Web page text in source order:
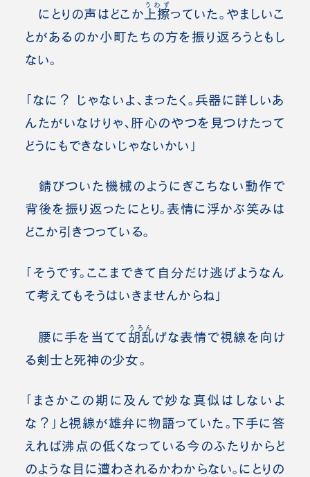
にとりの声はどこか 上擦
うわず
っていた。やましいこ
とがあるのか小町たちの方を振り返ろうともし
ない。
「なに？ じゃないよ、まったく。兵器に詳しいあ
んたがいなけりゃ、肝心のやつを見つけたって
どうにもできないじゃないかい」
錆びついた機械のようにぎこちない動作で
背後を振り返ったにとり。表情に浮かぶ笑みは
どこか引きつっている。
「そうです。ここまできて自分だけ逃げようなん
て考えてもそうはいきませんからね」
腰に手を当てて 胡乱
うろん
げな表情で視線を向け
る剣士と死神の少女。
「まさかこの期に及んで妙な真似はしないよ
な？」と視線が雄弁に物語っていた。下手に答
えれば沸点の低くなっている今のふたりからど
のような目に遭わされるかわからない。にとりの